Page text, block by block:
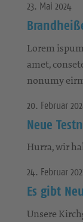
23. Mai 2024
Lorem
amet,
nonumy
20. Februar
Neue
Hurra, wir
24. Februar
Es gibt
Unsere